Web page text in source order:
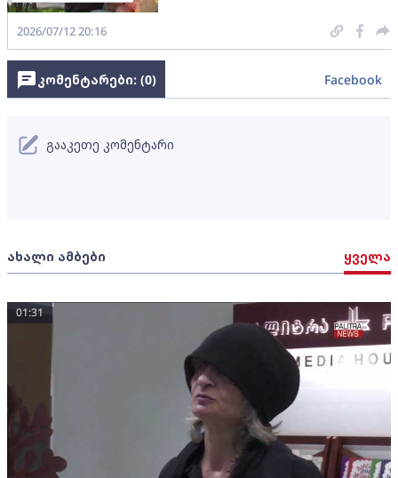
2026/07/12 20:16
ახალი ამბები ყველა
01:31
კომენტარები: (0) Facebook
გააკეთე კომენტარი